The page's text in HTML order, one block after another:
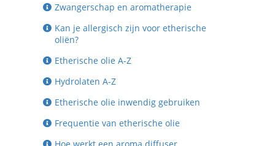
Zwangerschap en aromatherapie
Kan je allergisch zijn voor etherische
oliën?
Etherische olie A-Z
Hydrolaten A-Z
Etherische olie inwendig gebruiken
Frequentie van etherische olie
Hoe werkt een aroma diffuser